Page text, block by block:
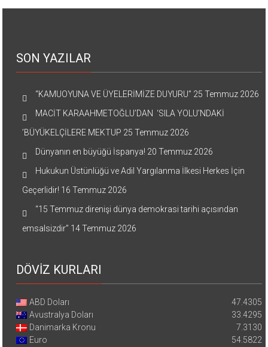
SON YAZILAR
“KAMUOYUNA VE ÜYELERİMİZE DUYURU” 25 Temmuz 2026
MACİT KARAAHMETOĞLU’DAN ‘SILA YOLU’NDAKİ
’BÜYÜKELÇİLERE MEKTUP 25 Temmuz 2026
Dünyanın en büyüğü İspanya! 20 Temmuz 2026
Hukukun Üstünlüğü ve Adil Yargılanma İlkesi Herkes İçin
Geçerlidir! 16 Temmuz 2026
“15 Temmuz direnişi dünya demokrasi tarihi açısından
emsalsizdir” 14 Temmuz 2026
DÖVİZ KURLARI
ABD Doları
47.4305
Avustralya Doları
33.4295
Danimarka Kronu
7.3130
Euro
54.5822